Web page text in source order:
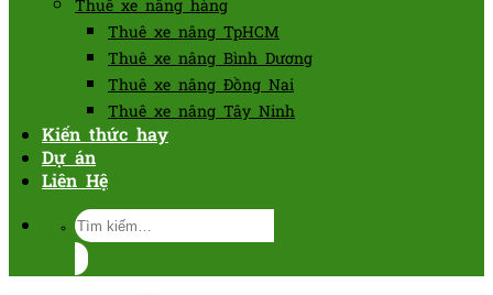
Thuê xe nâng hàng
Thuê xe nâng TpHCM
Thuê xe nâng Bình Dương
Thuê xe nâng Đồng Nai
Thuê xe nâng Tây Ninh
Kiến thức hay
Dự án
Liên Hệ
Tìm
kiếm: